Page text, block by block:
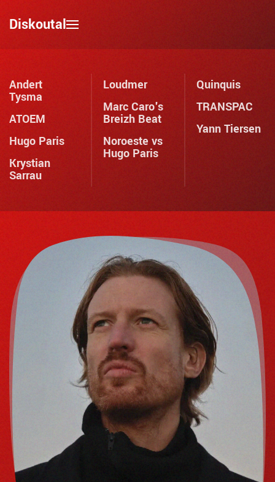
Skip to main content
Diskoutal
Andert
Tysma
ATOEM
Hugo Paris
Krystian
Sarrau
Loudmer
Marc Caro's
Breizh Beat
Noroeste vs
Hugo Paris
Quinquis
TRANSPAC
Yann Tiersen